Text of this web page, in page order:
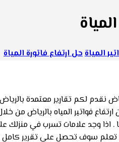
المياةحل ارتفاع فاتورة المياة
نقدم لكم تقارير معتمدة
فواتير المياه بالرياض
وجد علامات تسرب في منزلك
سوف تحصل علي تقرير كامل